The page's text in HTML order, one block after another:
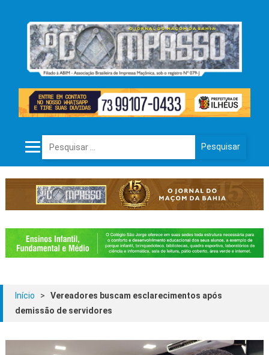
Pesquisar por:
Início >
Vereadores buscam esclarecimentos após
demissão de servidores